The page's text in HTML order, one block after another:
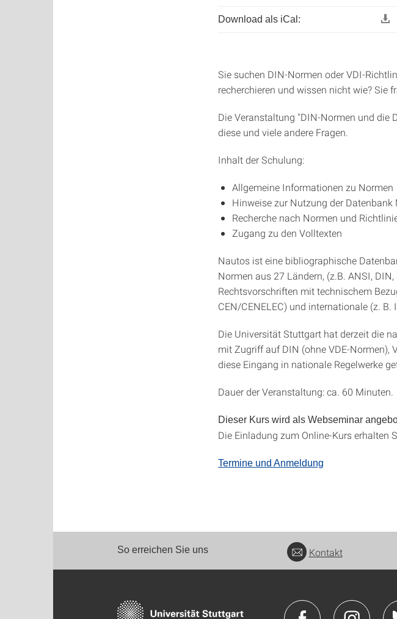
Download als iCal:
Sie suchen DIN-Normen oder VDI-
recherchieren und wissen nicht wie? Sie
Die Veranstaltung "DIN-Normen und
diese und viele andere Fragen.
Inhalt der Schulung:
Allgemeine Informationen zu Normen
Hinweise zur Nutzung der Datenbank
Recherche nach Normen und
Zugang zu den Volltexten
Nautos ist eine bibliographische
Normen aus 27 Ländern, (z.B. ANSI,
Rechtsvorschriften mit technischem
CEN/CENELEC) und internationale (z. B.
Die Universität Stuttgart hat derzeit die
mit Zugriff auf DIN (ohne VDE-Normen),
diese Eingang in nationale Regelwerke
Dauer der Veranstaltung: ca. 60 Minuten.
Dieser Kurs wird als Webseminar
Die Einladung zum Online-Kurs erhalten
Termine und Anmeldung
So erreichen Sie uns Kontakt